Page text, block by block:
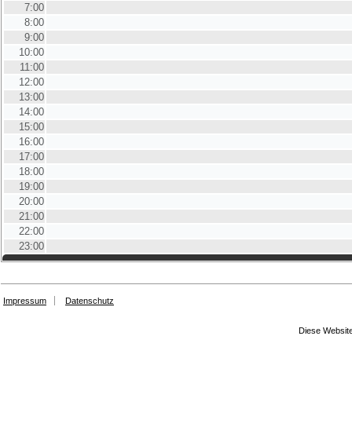
7:00
8:00
9:00
10:00
11:00
12:00
13:00
14:00
15:00
16:00
17:00
18:00
19:00
20:00
21:00
22:00
23:00
Impressum Datenschutz
Diese